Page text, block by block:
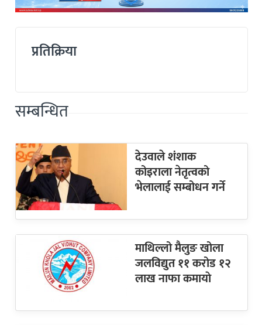
प्रतिक्रिया
सम्बन्धित
देउवाले शंशाक
कोइराला नेतृत्वको
भेलालाई सम्बोधन गर्ने
माथिल्लो मैलुङ खोला
जलविद्युत ११ करोड १२
लाख नाफा कमायाे